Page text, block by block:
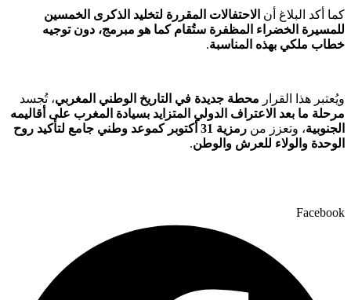
كما أكد البلاغ أن الاحتفالات المقررة لتخليد الذكرى الخمسين
للمسيرة الخضراء المظفرة ستُقام كما هو مبرمج، دون توجيه
خطاب ملكي بهذه المناسبة.
ويُعتبر هذا القرار محطة جديدة في التاريخ الوطني المغربي، تُجسد
مرحلة ما بعد الاعتراف الدولي المتزايد بسيادة المغرب على أقاليمه
الجنوبية، وتعزز من
رمزية 31 أكتوبر كموعد وطني جامع لتأكيد روح
الوحدة والولاء للعرش والوطن.
Facebook